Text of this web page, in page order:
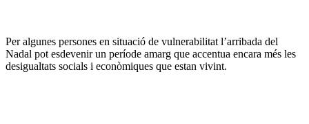
Per algunes persones en situació de vulnerabilitat l’arribada del
Nadal pot esdevenir un període amarg que accentua encara més les
desigualtats socials i econòmiques que estan vivint.